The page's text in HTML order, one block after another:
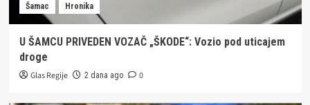
Šamac Hronika
U ŠAMCU PRIVEDEN VOZAČ „ŠKODE“: Vozio pod uticajem
droge
Glas Regije 2 dana ago 0